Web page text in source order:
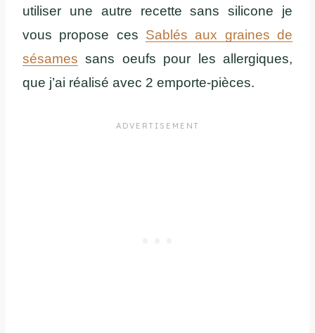
utiliser une autre recette sans silicone je
vous propose ces Sablés aux graines de
sésames sans oeufs pour les allergiques,
que j’ai réalisé avec 2 emporte-pièces.